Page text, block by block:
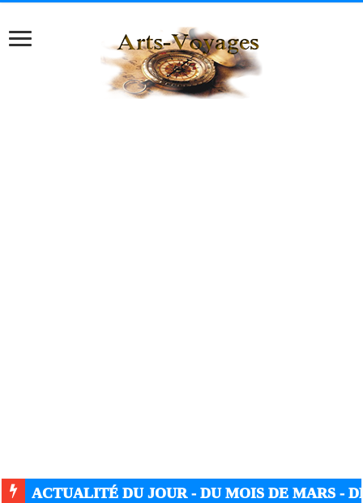
ACTUALITÉ DU JOUR - DU MOIS DE MARS -